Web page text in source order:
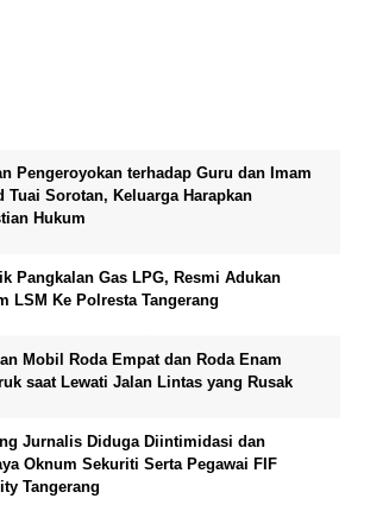
Pengeroyokan terhadap Guru dan Imam
Tuai Sorotan, Keluarga Harapkan
Hukum
Pangkalan Gas LPG, Resmi Adukan
LSM Ke Polresta Tangerang
Mobil Roda Empat dan Roda Enam
saat Lewati Jalan Lintas yang Rusak
Jurnalis Diduga Diintimidasi dan
Oknum Sekuriti Serta Pegawai FIF
Tangerang